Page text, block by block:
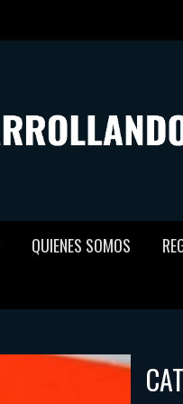
QUIENES SOMOS